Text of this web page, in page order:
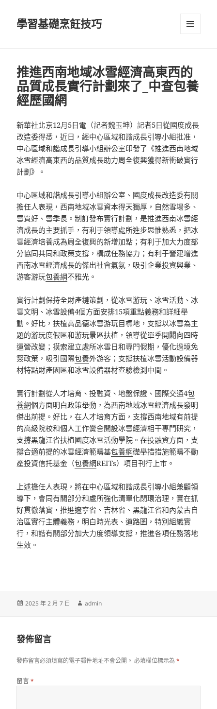
學習基礎烹飪技巧
推進西南地域冰雪經濟高東西的
品質成長實行計劃來了_中查包養
經歷國網
新華社北京12月5日電（記者魏玉坤）記者5日從國度成長
改造委得悉，近日，經中心區域和諧成長引導小組批准，
中心區域和諧成長引導小組辦公室印發了《推進西南地域
冰雪經濟高東西的品質成長助力周全復興獲得新衝破實行
計劃》。
中心區域和諧成長引導小組辦公室、國度成長改造委有關
擔任人表現，西南地域冰雪資本得天獨厚，自然雪場多、
雪質好、雪季長。制訂發布實行計劃，是推進西南冰雪經
濟成長的主要抓手，有利于領導處所進步思惟熟悉，把冰
雪經濟培養成為周全復興的新增加點；有利于加大力度部
分協同共同和政策支撐，構成任務協力；有利于營建增進
西南冰雪經濟成長的傑出社會氣氛，吸引企業投資興業、
游客游玩包養網不雅光。
實行計劃保持全財產鏈策劃，從冰雪游玩、冰雪活動、冰
雪文明、冰雪設備4個方面安排15項重點義務和詳細舉
動。好比，扶植高品德冰雪游玩目標地，支撐以冰雪為主
題的游玩度假區和游玩景區扶植，領導從單季開闢向四時
運營改變；摸索建立處所冰雪日和專門假期，優化過境免
簽政策，吸引國際包養外游客；支撐扶植冰雪活動設備器
材特點財產園區和冰雪設備器材查驗檢測中間。
實行計劃從人才培育、投融資、地盤保證、國際交通4包
養網個方面明白政策舉動，為西南地域冰雪經濟成長發明
傑出前提。好比，在人才培育方面，支撐西南地域有前提
的高級院校和個人工作黌舍開設冰雪經濟相干專門研究，
支撐黑龍江省扶植國度冰雪活動學院。在投融資方面，支
撐合適前提的冰雪經濟範疇基包養網礎舉措措施範疇不動
產投資信托基金（包養網REITs）項目刊行上市。
上述擔任人表現，將在中心區域和諧成長引導小組兼顧領
導下，會同有關部分和處所強化清單化閉環治理，實在抓
好貫徹落實，推進遼寧省、吉林省、黑龍江省和內蒙古自
治區實行主體義務，明白時光表、道路圖，特別組織實
行，和諧有關部分加大力度領導支撐，推進各項任務落地
生效。
發
2025 年 2 月 7 日
作
admin
發佈留言
發佈留言必須填寫的電子郵件地址不會公開。 必填欄位標示為*
留言 *